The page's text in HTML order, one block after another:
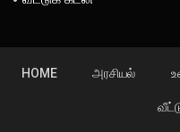
HOME அரசியல்